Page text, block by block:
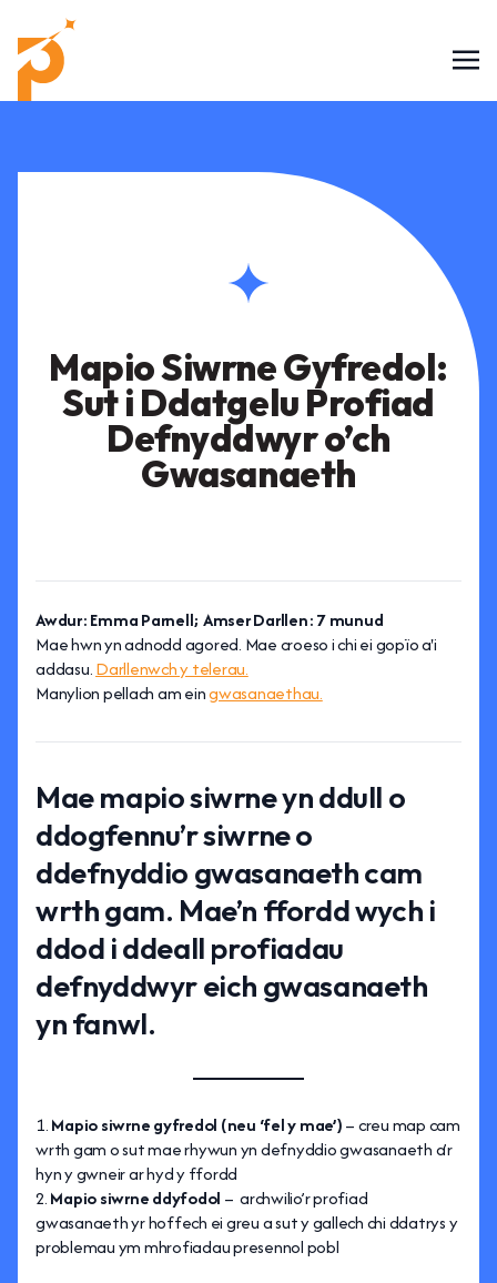
Mapio Siwrne Gyfredol:
Sut i Ddatgelu Profiad
Defnyddwyr o’ch
Gwasanaeth
Awdur: Emma Parnell; Amser Darllen: 7 munud
Mae hwn yn adnodd agored. Mae croeso i chi ei gopïo a'i
addasu.Darllenwch y telerau.
Manylion pellach am eingwasanaethau.
Mae mapio siwrne yn ddull o
ddogfennu’r siwrne o
ddefnyddio gwasanaeth cam
wrth gam. Mae’n ffordd wych i
ddod i ddeall profiadau
defnyddwyr eich gwasanaeth
yn fanwl.
Mapio siwrne gyfredol (neu ‘fel y mae’)– creu map cam
wrth gam o sut mae rhywun yn defnyddio gwasanaeth a’r
hyn y gwneir ar hyd y ffordd
Mapio siwrne ddyfodol – archwilio’r profiad
gwasanaeth yr hoffech ei greu a sut y gallech chi ddatrys y
problemau ym mhrofiadau presennol pobl